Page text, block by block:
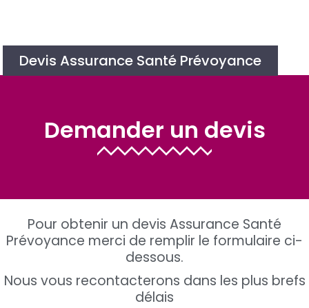
Devis Assurance Santé Prévoyance
Demander un devis
Pour obtenir un devis Assurance Santé
Prévoyance merci de remplir le formulaire ci-
dessous.
Nous vous recontacterons dans les plus brefs
délais